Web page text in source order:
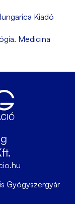
Kiadó
Medicina
Gyógyszergyár